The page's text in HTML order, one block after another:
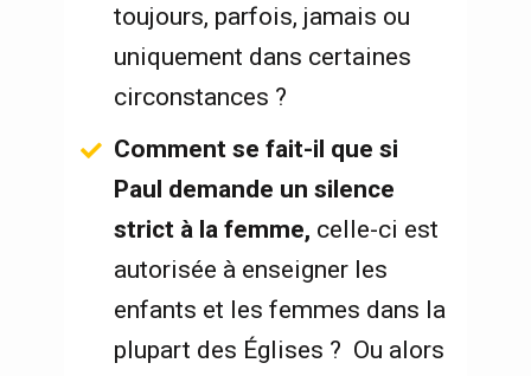
toujours, parfois, jamais ou
uniquement dans certaines
circonstances ?
Comment se fait-il que si
Paul demande un silence
strict à la femme, celle-ci est
autorisée à enseigner les
enfants et les femmes dans la
plupart des Églises ?  Ou alors